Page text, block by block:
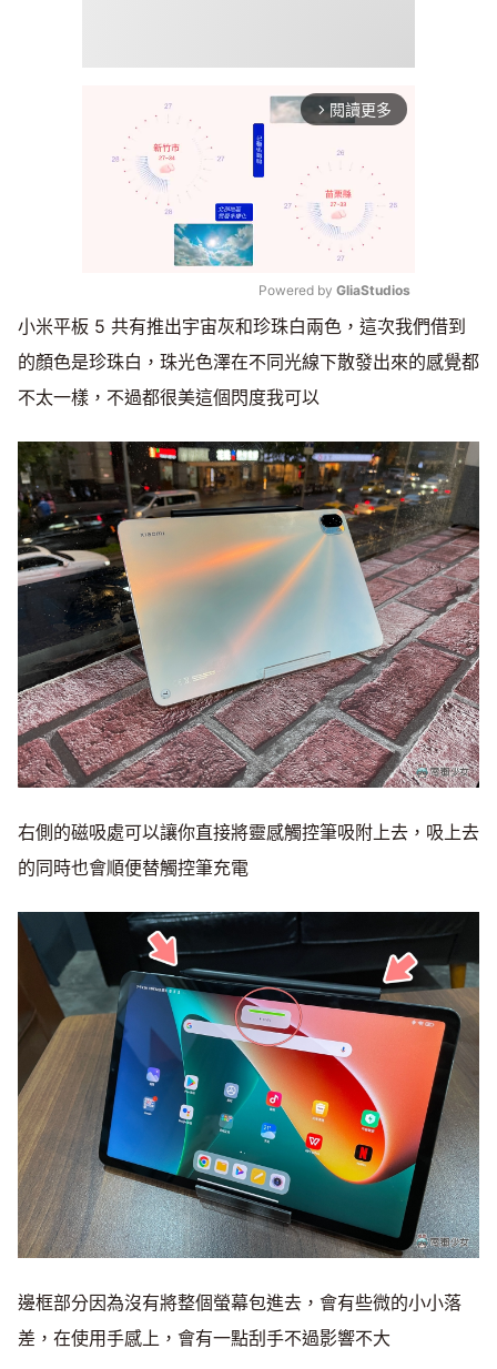
arrow_forward_ios 閱讀更多
Mute
Powered by GliaStudios
小米平板 5 共有推出宇宙灰和珍珠白兩色，這次我們借到
的顏色是珍珠白，珠光色澤在不同光線下散發出來的感覺都
不太一樣，不過都很美這個閃度我可以
右側的磁吸處可以讓你直接將靈感觸控筆吸附上去，吸上去
的同時也會順便替觸控筆充電
邊框部分因為沒有將整個螢幕包進去，會有些微的小小落
差，在使用手感上，會有一點刮手不過影響不大